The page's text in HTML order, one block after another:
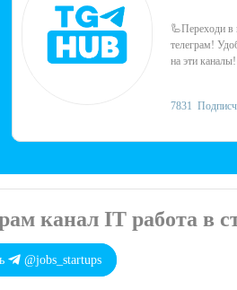
🦾Переходи в
телеграм!
на эти
7831
канал IT работа в
@jobs_startups